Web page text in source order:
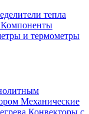
тепла
Компоненты
и термометры
Механические
Конвекторы с